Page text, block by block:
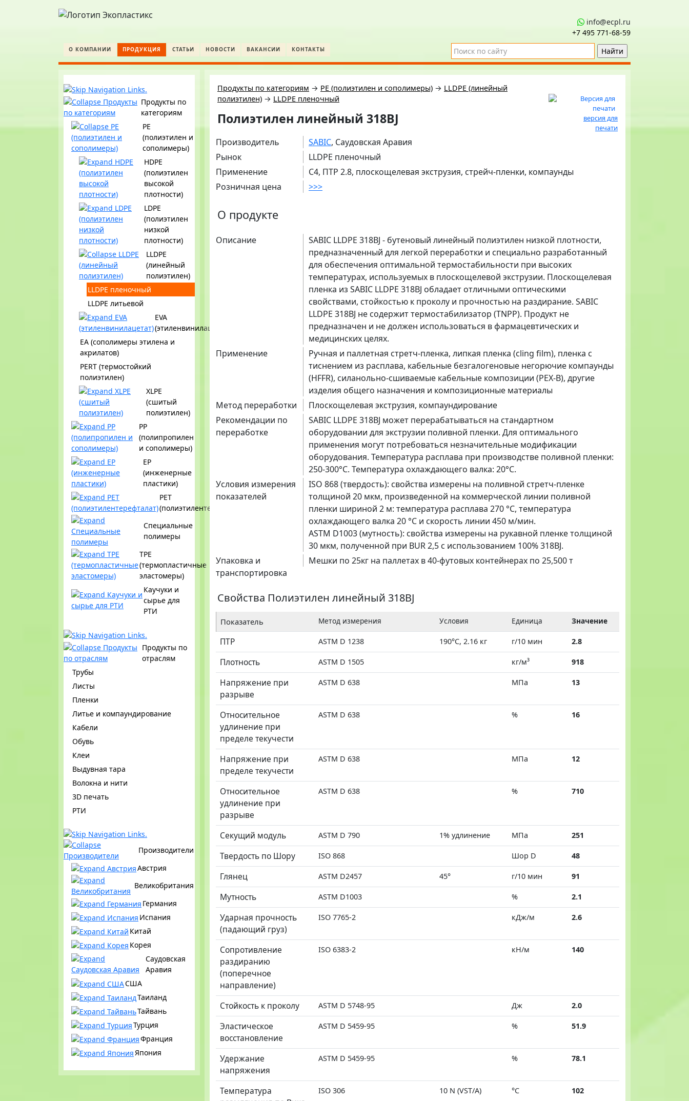
info@ecpl.ru
+7 495 771‑68-59
О КОМПАНИИ ПРОДУКЦИЯ СТАТЬИ НОВОСТИ ВАКАНСИИ КОНТАКТЫ
Продукты по
категориям
PE
(полиэтилен и
сополимеры)
HDPE
(полиэтилен
высокой
плотности)
LDPE
(полиэтилен
низкой
плотности)
LLDPE
(линейный
полиэтилен)
LLDPE пленочный
LLDPE литьевой
EVA
(этиленвинилацетат)
EA (сополимеры этилена и
акрилатов)
PERT (термостойкий
полиэтилен)
XLPE
(сшитый
полиэтилен)
PP
(полипропилен
и сополимеры)
EP
(инженерные
пластики)
PET
(полиэтилентерефталат)
Специальные
полимеры
TPE
(термопластичные
эластомеры)
Каучуки и
сырье для
РТИ
Продукты по
отраслям
Трубы
Листы
Пленки
Литье и компаундирование
Кабели
Обувь
Клеи
Выдувная тара
Волокна и нити
3D печать
РТИ
Производители
Австрия
Великобритания
Германия
Испания
Китай
Корея
Саудовская
Аравия
США
Таиланд
Тайвань
Турция
Франция
Япония
Продукты по категориям → PE (полиэтилен и сополимеры) → LLDPE (линейный
полиэтилен) → LLDPE пленочный
версия для
печати
Полиэтилен линейный 318BJ
Производитель SABIC, Саудовская Аравия
Рынок
LLDPE пленочный
Применение
C4, ПТР 2.8, плоскощелевая экструзия, стрейч-пленки, компаунды
Розничная цена
>>>
О продукте
Описание
SABIC LLDPE 318BJ - бутеновый линейный полиэтилен низкой плотности,
предназначенный для легкой переработки и специально разработанный
для обеспечения оптимальной термостабильности при высоких
температурах, используемых в плоскощелевой экструзии. Плоскощелевая
пленка из SABIC LLDPE 318BJ обладает отличными оптическими
свойствами, стойкостью к проколу и прочностью на раздирание. SABIC
LLDPE 318BJ не содержит термостабилизатор (TNPP). Продукт не
предназначен и не должен использоваться в фармацевтических и
медицинских целях.
Применение
Ручная и паллетная стретч-пленка, липкая пленка (cling film), пленка с
тиснением из расплава, кабельные безгалогеновые негорючие компаунды
(HFFR), силанольно-сшиваемые кабельные композиции (PEX-B), другие
изделия общего назначения и композиционные материалы
Метод переработки
Плоскощелевая экструзия, компаундирование
Рекомендации по
переработке
SABIC LLDPE 318BJ может перерабатываться на стандартном
оборудовании для экструзии поливной пленки. Для оптимального
применения могут потребоваться незначительные модификации
оборудования. Температура расплава при производстве поливной пленки:
250-300°C. Температура охлаждающего валка: 20°C.
Условия измерения
показателей
ISO 868 (твердость): свойства измерены на поливной стретч-пленке
толщиной 20 мкм, произведенной на коммерческой линии поливной
пленки шириной 2 м: температура расплава 270 °C, температура
охлаждающего валка 20 °C и скорость линии 450 м/мин.
ASTM D1003 (мутность): свойства измерены на рукавной пленке толщиной
30 мкм, полученной при BUR 2,5 с использованием 100% 318BJ.
Упаковка и
транспортировка
Мешки по 25кг на паллетах в 40-футовых контейнерах по 25,500 т
Свойства Полиэтилен линейный 318BJ
Показатель Метод измерения Условия Единица Значение
ПТР ASTM D 1238 190°C, 2.16 кг г/10 мин 2.8
Плотность ASTM D 1505 кг/м³ 918
Напряжение при
разрыве
ASTM D 638 МПа 13
Относительное
удлинение при
пределе текучести
ASTM D 638 % 16
Напряжение при
пределе текучести
ASTM D 638 МПа 12
Относительное
удлинение при
разрыве
ASTM D 638 % 710
Секущий модуль ASTM D 790 1% удлинение МПа 251
Твердость по Шору ISO 868 Шор D 48
Глянец ASTM D2457 45° г/10 мин 91
Мутность ASTM D1003 % 2.1
Ударная прочность
(падающий груз)
ISO 7765-2 кДж/м 2.6
Сопротивление
раздиранию
(поперечное
направление)
ISO 6383-2 кН/м 140
Стойкость к проколу ASTM D 5748-95 Дж 2.0
Эластическое
восстановление
ASTM D 5459-95 % 51.9
Удержание
напряжения
ASTM D 5459-95 % 78.1
Температура
ISO 306 10 N (VST/A) °C 102